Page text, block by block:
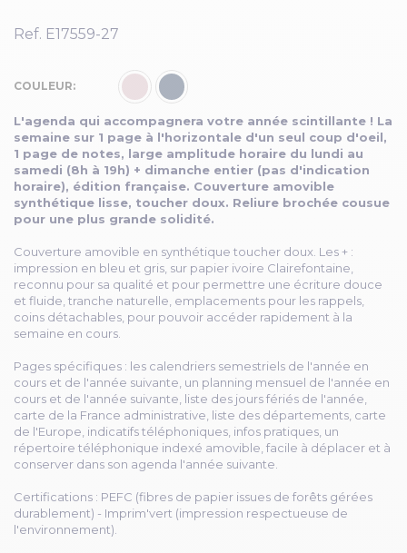
Ref. E17559-27
COULEUR
L'agenda qui accompagnera votre année scintillante ! La
semaine sur 1 page à l'horizontale d'un seul coup d'oeil,
1 page de notes, large amplitude horaire du lundi au
samedi (8h à 19h) + dimanche entier (pas d'indication
horaire), édition française. Couverture amovible
synthétique lisse, toucher doux. Reliure brochée cousue
pour une plus grande solidité.
Couverture amovible en synthétique toucher doux. Les + :
impression en bleu et gris, sur papier ivoire Clairefontaine,
reconnu pour sa qualité et pour permettre une écriture douce
et fluide, tranche naturelle, emplacements pour les rappels,
coins détachables, pour pouvoir accéder rapidement à la
semaine en cours.
Pages spécifiques : les calendriers semestriels de l'année en
cours et de l'année suivante, un planning mensuel de l'année en
cours et de l'année suivante, liste des jours fériés de l'année,
carte de la France administrative, liste des départements, carte
de l'Europe, indicatifs téléphoniques, infos pratiques, un
répertoire téléphonique indexé amovible, facile à déplacer et à
conserver dans son agenda l'année suivante.
Certifications : PEFC (fibres de papier issues de forêts gérées
durablement) - Imprim'vert (impression respectueuse de
l'environnement).